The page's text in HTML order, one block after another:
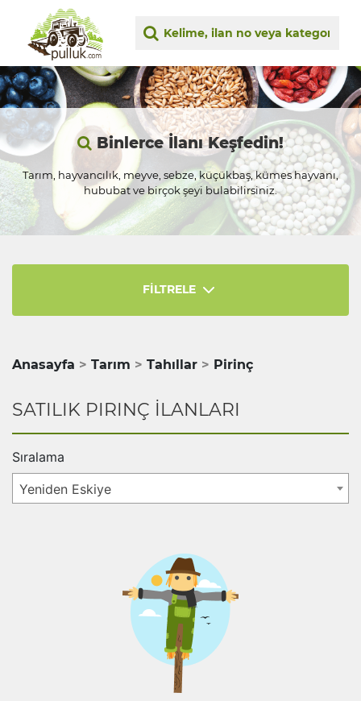
Binlerce İlanı Keşfedin!
Tarım, hayvancılık, meyve, sebze, küçükbaş, kümes hayvanı,
hububat ve birçok şeyi bulabilirsiniz.
FİLTRELE
Anasayfa Tarım Tahıllar Pirinç
SATILIK PIRINÇ İLANLARI
Sıralama
Yeniden Eskiye